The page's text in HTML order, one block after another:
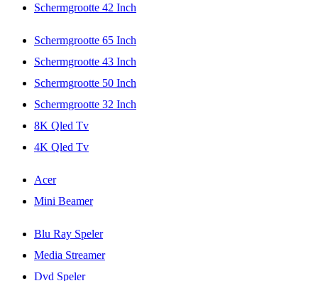
Schermgrootte 42 Inch
Schermgrootte 65 Inch
Schermgrootte 43 Inch
Schermgrootte 50 Inch
Schermgrootte 32 Inch
8K Qled Tv
4K Qled Tv
Acer
Mini Beamer
Blu Ray Speler
Media Streamer
Dvd Speler